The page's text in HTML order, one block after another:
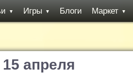
▼ Игры ▼ Блоги Маркет ▼
апреля